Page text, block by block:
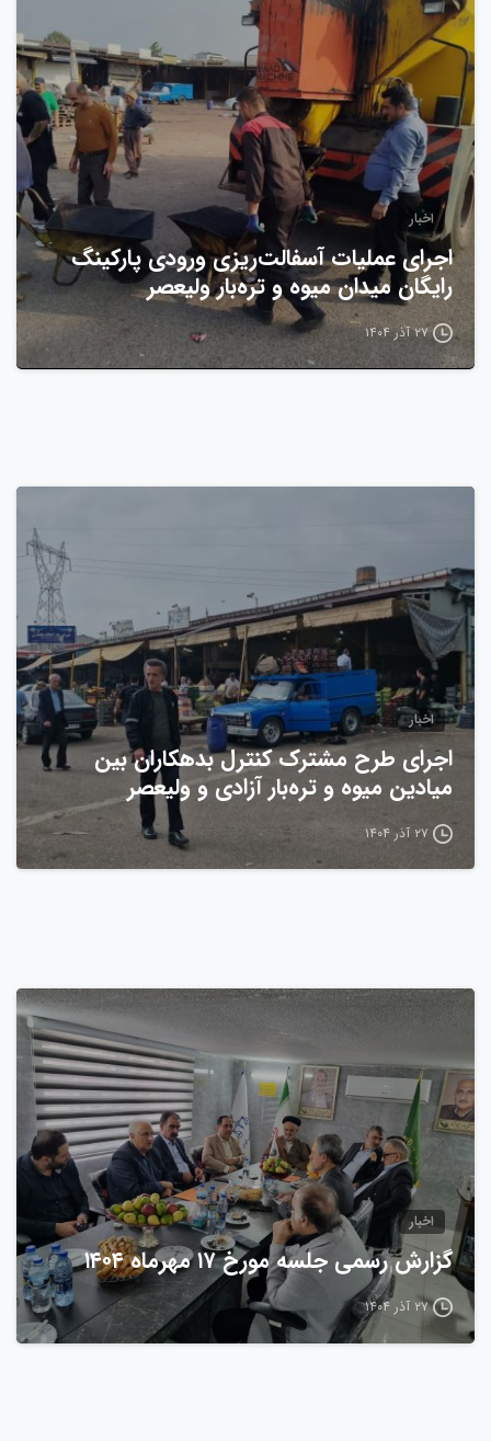
اخبار
اجرای عملیات آسفالت‌ریزی ورودی پارکینگ
رایگان میدان میوه و تره‌بار ولیعصر
۲۷ آذر ۱۴۰۴
اخبار
اجرای طرح مشترک کنترل بدهکاران بین
میادین میوه و تره‌بار آزادی و ولیعصر
۲۷ آذر ۱۴۰۴
0
اخبار
گزارش رسمی جلسه مورخ ۱۷ مهرماه ۱۴۰۴
۲۷ آذر ۱۴۰۴